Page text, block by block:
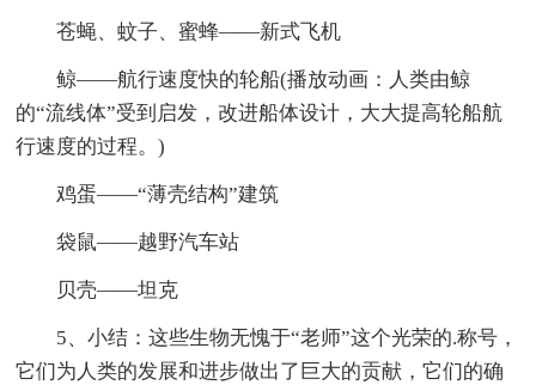
苍蝇、蚊子、蜜蜂——新式飞机
鲸——航行速度快的轮船(播放动画：人类由鲸
的“流线体”受到启发，改进船体设计，大大提高轮船航
行速度的过程。)
鸡蛋——“薄壳结构”建筑
袋鼠——越野汽车站
贝壳——坦克
5、小结：这些生物无愧于“老师”这个光荣的.称号，
它们为人类的发展和进步做出了巨大的贡献，它们的确